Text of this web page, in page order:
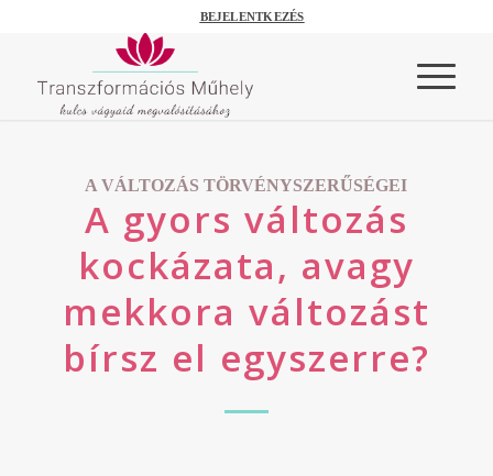
BEJELENTKEZÉS
A VÁLTOZÁS TÖRVÉNYSZERŰSÉGEI
A gyors változás
kockázata, avagy
mekkora változást
bírsz el egyszerre?